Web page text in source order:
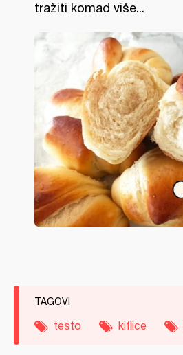
tražiti komad više...
TAGOVI
testo kiflice